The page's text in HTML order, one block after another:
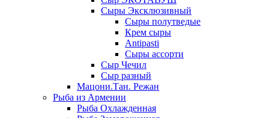
Сыры Эксклюзивный
Сыры полутведые
Крем сыры
Antipasti
Сыры ассорти
Сыр Чечил
Сыр разный
Мацони.Тан. Режан
Рыба из Армении
Рыба Охлажденная